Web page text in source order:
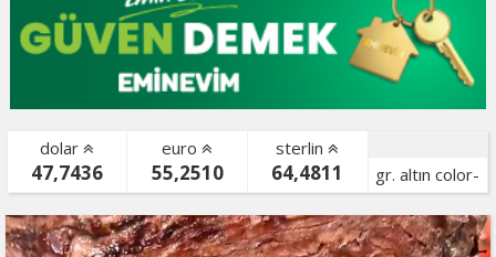
dolar
47,7436
euro
55,2510
sterlin
64,4811
gr. altın color-
bist color-